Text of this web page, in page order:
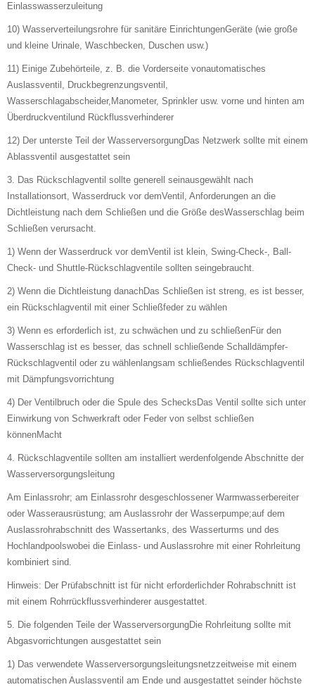
Einlasswasserzuleitung
10) Wasserverteilungsrohre für sanitäre EinrichtungenGeräte (wie große
und kleine Urinale, Waschbecken, Duschen usw.)
11) Einige Zubehörteile, z. B. die Vorderseite vonautomatisches
Auslassventil, Druckbegrenzungsventil,
Wasserschlagabscheider,Manometer, Sprinkler usw. vorne und hinten am
Überdruckventilund Rückflussverhinderer
12) Der unterste Teil der WasserversorgungDas Netzwerk sollte mit einem
Ablassventil ausgestattet sein
3. Das Rückschlagventil sollte generell seinausgewählt nach
Installationsort, Wasserdruck vor demVentil, Anforderungen an die
Dichtleistung nach dem Schließen und die Größe desWasserschlag beim
Schließen verursacht.
1) Wenn der Wasserdruck vor demVentil ist klein, Swing-Check-, Ball-
Check- und Shuttle-Rückschlagventile sollten seingebraucht.
2) Wenn die Dichtleistung danachDas Schließen ist streng, es ist besser,
ein Rückschlagventil mit einer Schließfeder zu wählen
3) Wenn es erforderlich ist, zu schwächen und zu schließenFür den
Wasserschlag ist es besser, das schnell schließende Schalldämpfer-
Rückschlagventil oder zu wählenlangsam schließendes Rückschlagventil
mit Dämpfungsvorrichtung
4) Der Ventilbruch oder die Spule des SchecksDas Ventil sollte sich unter
Einwirkung von Schwerkraft oder Feder von selbst schließen
könnenMacht
4. Rückschlagventile sollten am installiert werdenfolgende Abschnitte der
Wasserversorgungsleitung
Am Einlassrohr; am Einlassrohr desgeschlossener Warmwasserbereiter
oder Wasserausrüstung; am Auslassrohr der Wasserpumpe;auf dem
Auslassrohrabschnitt des Wassertanks, des Wasserturms und des
Hochlandpoolswobei die Einlass- und Auslassrohre mit einer Rohrleitung
kombiniert sind.
Hinweis: Der Prüfabschnitt ist für nicht erforderlichder Rohrabschnitt ist
mit einem Rohrrückflussverhinderer ausgestattet.
5. Die folgenden Teile der WasserversorgungDie Rohrleitung sollte mit
Abgasvorrichtungen ausgestattet sein
1) Das verwendete Wasserversorgungsleitungsnetzzeitweise mit einem
automatischen Auslassventil am Ende und ausgestattet seinder höchste